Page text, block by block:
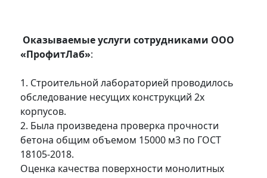
Оказываемые услуги сотрудниками ООО
«ПрофитЛаб»:
1. Строительной лабораторией проводилось
обследование несущих конструкций 2х
корпусов.
2. Была произведена проверка прочности
бетона общим объемом 15000 м3 по ГОСТ
18105-2018.
Оценка качества поверхности монолитных